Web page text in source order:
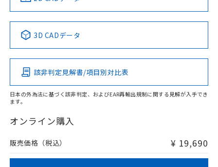
150mm以上、n: 180mm以上
検出領域
Pb Hg Cd Cr(VI)
O
在庫等で未対応品が混在する可能性があります。
問い合わせください。
No No No No
この製品の規格認証/適合状況ページへ
その他の認証はこちらのページからご検索ください
3D CADデータ
該非判定見解書/項目別対比表
日本の外為法に基づく該非判定、およびEAR再輸出規制に関する見解が入手でき
ます。
オンライン購入
販売価格（税込） ¥ 19,690